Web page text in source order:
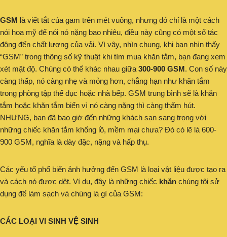
GSM là viết tắt của gam trên mét vuông, nhưng đó chỉ là một cách
nói hoa mỹ để nói nó nặng bao nhiêu, điều này cũng có một số tác
động đến chất lượng của vải. Vì vậy, nhìn chung, khi bạn nhìn thấy
“GSM” trong thông số kỹ thuật khi tìm mua khăn tắm, bạn đang xem
xét mật độ. Chúng có thể khác nhau giữa 300-900 GSM. Con số này
càng thấp, nó càng nhẹ và mỏng hơn, chẳng hạn như khăn tắm
trong phòng tập thể dục hoặc nhà bếp. GSM trung bình sẽ là khăn
tắm hoặc khăn tắm biển vì nó càng nặng thì càng thấm hút.
NHƯNG, bạn đã bao giờ đến những khách sạn sang trọng với
những chiếc khăn tắm khổng lồ, mềm mại chưa? Đó có lẽ là 600-
900 GSM, nghĩa là dày đặc, nặng và hấp thụ.
Các yếu tố phổ biến ảnh hưởng đến GSM là loại vật liệu được tạo ra
và cách nó được dệt. Ví dụ, đây là những chiếc khăn chúng tôi sử
dụng để làm sạch và chúng là gì của GSM:
CÁC LOẠI VI SINH VỆ SINH